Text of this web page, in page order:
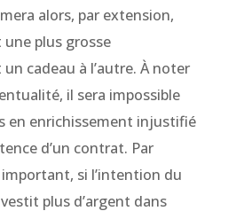
alors, par extension,
plus grosse
cadeau à l’autre. À noter
il sera impossible
en enrichissement injustifié
d’un contrat. Par
si l’intention du
plus d’argent dans